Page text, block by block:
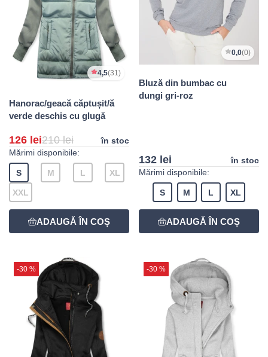
4,5(31)
Hanorac/geacă căptușit/ă
verde deschis cu glugă
126 lei210 lei
în stoc
Mărimi disponibile:
S M L XL
XXL
0,0(0)
Bluză din bumbac cu
dungi gri-roz
132 lei
în stoc
Mărimi disponibile:
S M L XL
-30 % -30 %